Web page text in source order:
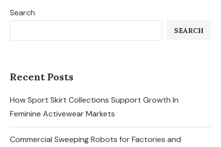
Search
SEARCH
Recent Posts
How Sport Skirt Collections Support Growth In
Feminine Activewear Markets
Commercial Sweeping Robots for Factories and